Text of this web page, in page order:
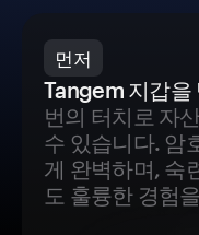
먼저
Tangem 지갑을
번의 터치로 자
수 있습니다. 암
게 완벽하며, 숙
도 훌륭한 경험